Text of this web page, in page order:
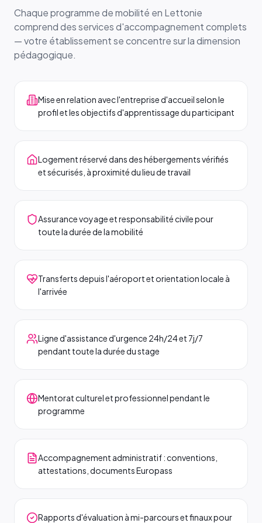
Chaque programme de mobilité en Lettonie
comprend des services d'accompagnement complets
— votre établissement se concentre sur la dimension
pédagogique.
Mise en relation avec l'entreprise d'accueil selon le
profil et les objectifs d'apprentissage du participant
Logement réservé dans des hébergements vérifiés
et sécurisés, à proximité du lieu de travail
Assurance voyage et responsabilité civile pour
toute la durée de la mobilité
Transferts depuis l'aéroport et orientation locale à
l'arrivée
Ligne d'assistance d'urgence 24h/24 et 7j/7
pendant toute la durée du stage
Mentorat culturel et professionnel pendant le
programme
Accompagnement administratif : conventions,
attestations, documents Europass
Rapports d'évaluation à mi-parcours et finaux pour